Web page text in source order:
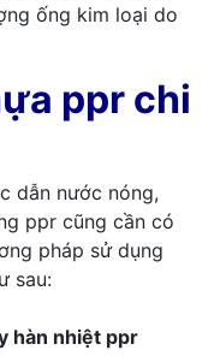
ống kim loại do
ppr chi
dẫn nước nóng,
ppr cũng cần có
pháp sử dụng
sau:
hàn nhiệt ppr